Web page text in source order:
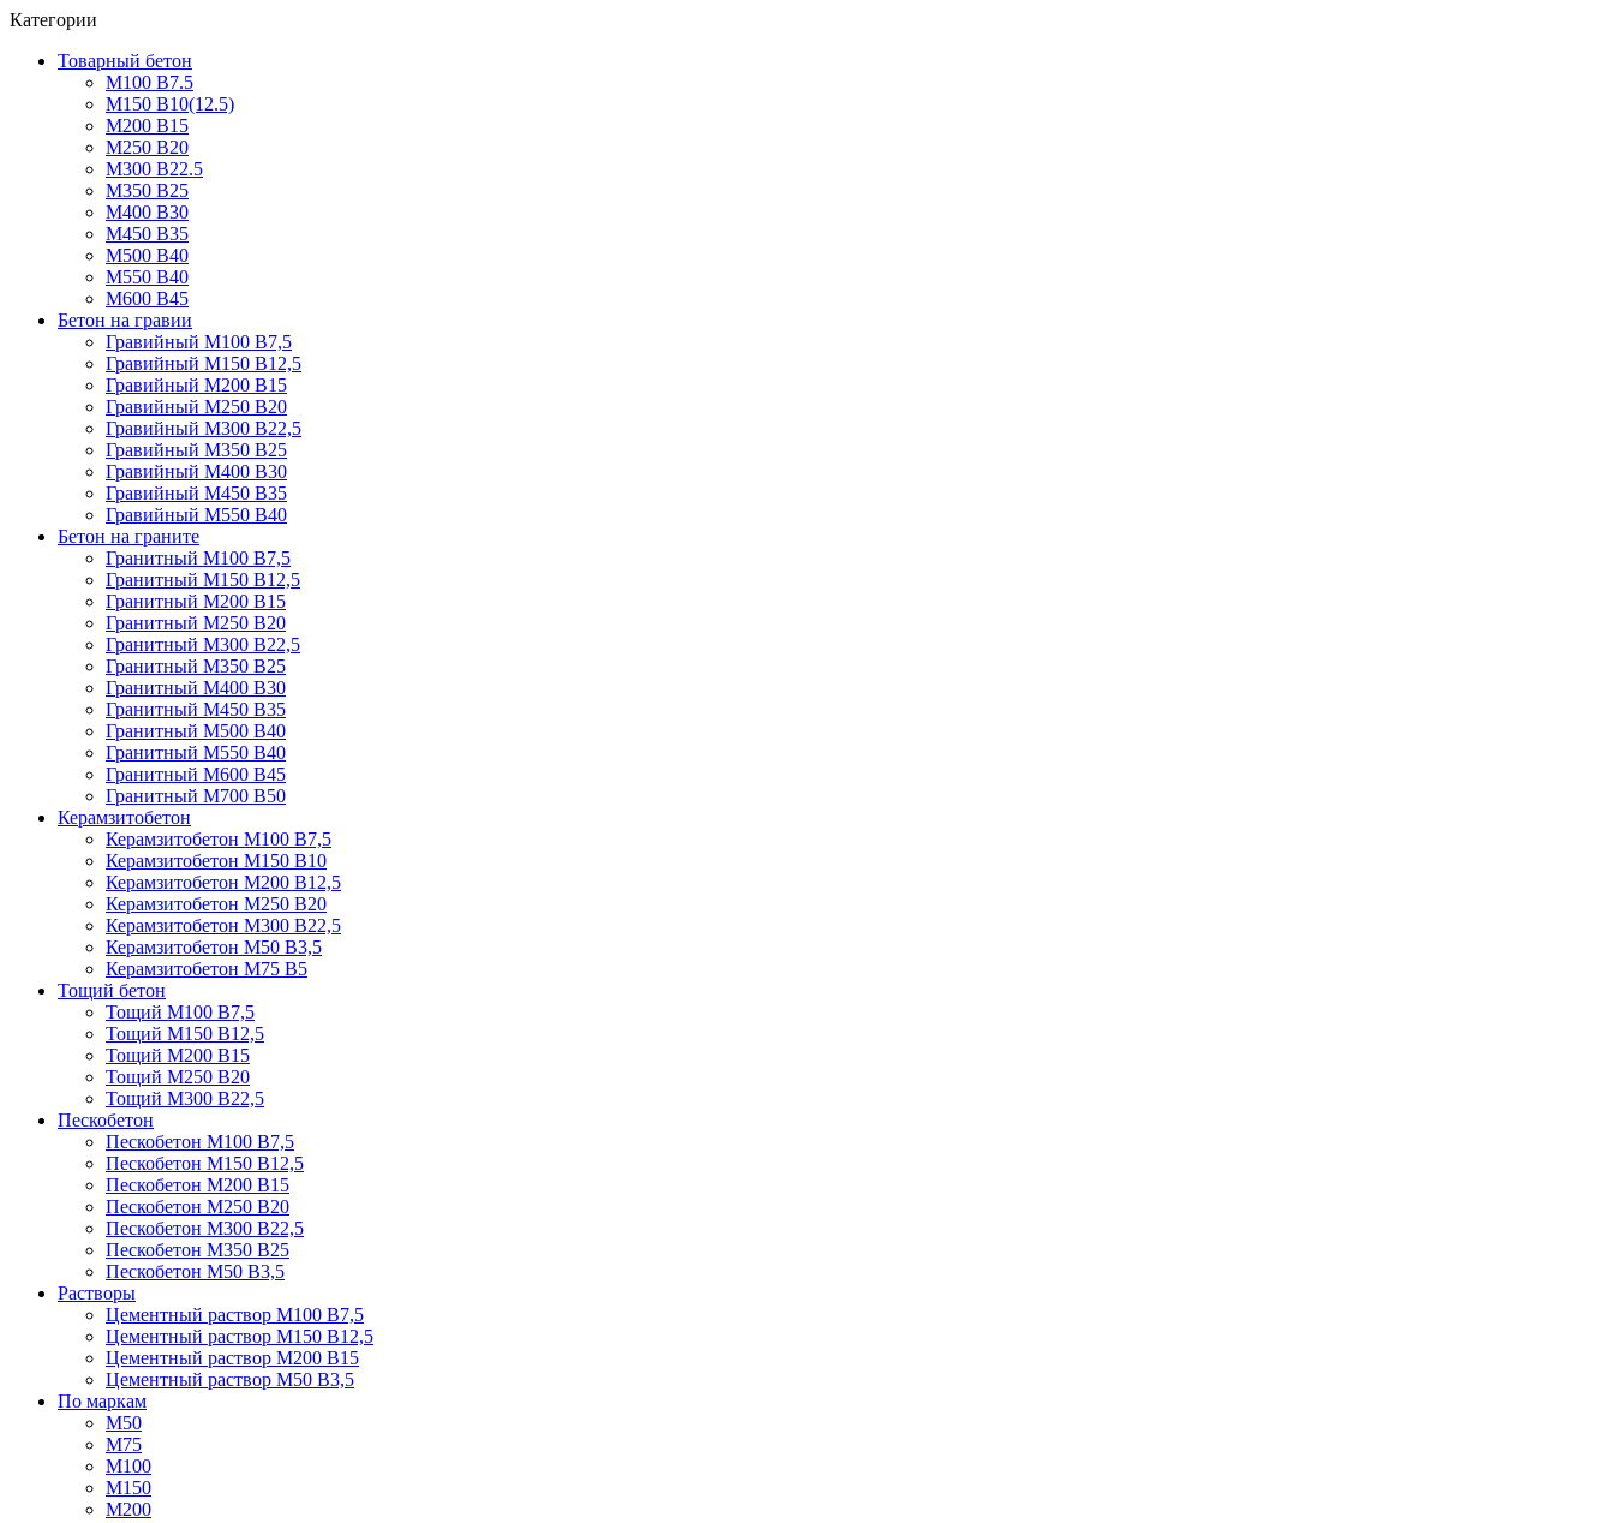
Категории
Товарный бетон
М100 В7.5
М150 В10(12.5)
М200 В15
М250 В20
М300 В22.5
М350 В25
М400 В30
М450 В35
М500 В40
М550 В40
М600 В45
Бетон на гравии
Гравийный М100 В7,5
Гравийный М150 В12,5
Гравийный М200 В15
Гравийный М250 В20
Гравийный М300 В22,5
Гравийный М350 В25
Гравийный М400 В30
Гравийный М450 В35
Гравийный М550 В40
Бетон на граните
Гранитный М100 В7,5
Гранитный М150 В12,5
Гранитный М200 В15
Гранитный М250 В20
Гранитный М300 В22,5
Гранитный М350 В25
Гранитный М400 В30
Гранитный М450 В35
Гранитный М500 В40
Гранитный М550 В40
Гранитный М600 В45
Гранитный М700 В50
Керамзитобетон
Керамзитобетон М100 В7,5
Керамзитобетон М150 В10
Керамзитобетон М200 В12,5
Керамзитобетон М250 В20
Керамзитобетон М300 В22,5
Керамзитобетон М50 В3,5
Керамзитобетон М75 В5
Тощий бетон
Тощий М100 В7,5
Тощий М150 В12,5
Тощий М200 В15
Тощий М250 В20
Тощий М300 В22,5
Пескобетон
Пескобетон М100 В7,5
Пескобетон М150 В12,5
Пескобетон М200 В15
Пескобетон М250 В20
Пескобетон М300 В22,5
Пескобетон М350 В25
Пескобетон М50 В3,5
Растворы
Цементный раствор М100 В7,5
Цементный раствор М150 В12,5
Цементный раствор М200 В15
Цементный раствор М50 В3,5
По маркам
М50
М75
М100
М150
М200